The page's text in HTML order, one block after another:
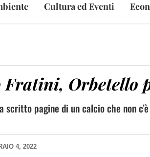
Cultura ed Eventi
Orbetello
scritto pagine di un calcio che non
4, 2022